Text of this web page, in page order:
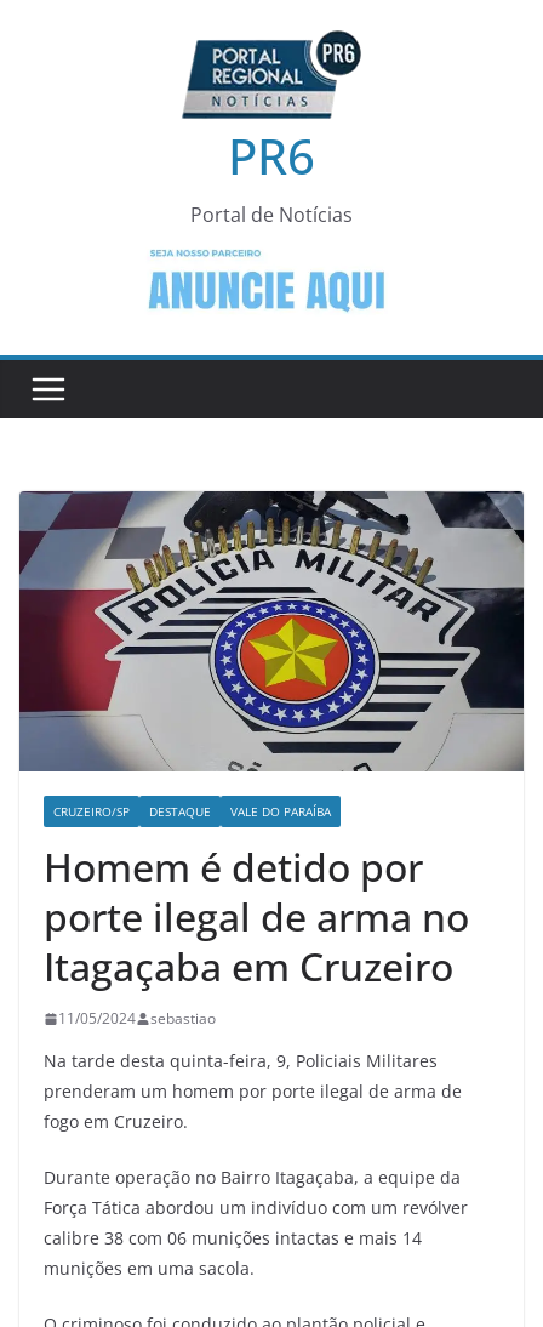
PR6
Portal de Notícias
CRUZEIRO/SP DESTAQUE VALE DO PARAÍBA
Homem é detido por
porte ilegal de arma no
Itagaçaba em Cruzeiro
11/05/2024 sebastiao
Na tarde desta quinta-feira, 9, Policiais Militares
prenderam um homem por porte ilegal de arma de
fogo em Cruzeiro.
Durante operação no Bairro Itagaçaba, a equipe da
Força Tática abordou um indivíduo com um revólver
calibre 38 com 06 munições intactas e mais 14
munições em uma sacola.